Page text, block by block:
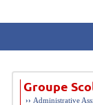
Groupe
›› Administrative